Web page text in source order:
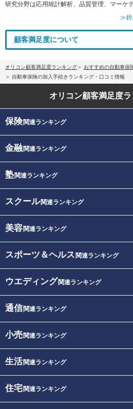
研究分野は応用統計解析、品質管理、マーケ
≫鈴
顧客満足度について
オリコン顧客満足度ランキング おすすめの自動車保
自動車保険の加入手続きランキング・口コミ情報
オリコン顧客満足度
保険関連ランキング
金融関連ランキング
塾関連ランキング
スクール関連ランキング
美容関連ランキング
スポーツ＆ヘルス 関連ランキング
ウエディング関連ランキング
通信関連ランキング
小売関連ランキング
生活関連ランキング
住宅関連ランキング